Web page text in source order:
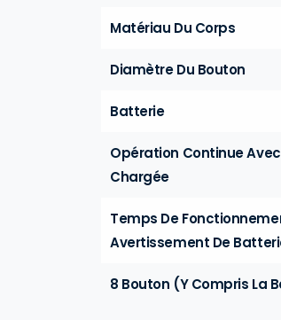
Matériau Du Corps
Diamètre Du Bouton
Batterie
Opération Continue
Chargée
Temps De
Avertissement De
8 Bouton (y Compris La